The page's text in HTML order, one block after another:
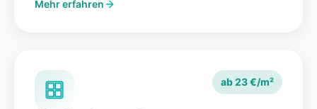
Mehr erfahren
ab 23 €/m²